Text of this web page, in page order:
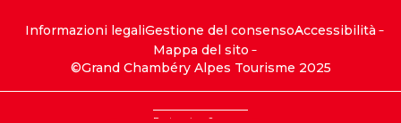
Informazioni legaliGestione del consensoAccessibilità
Mappa del sito
©Grand Chambéry Alpes Tourisme 2025